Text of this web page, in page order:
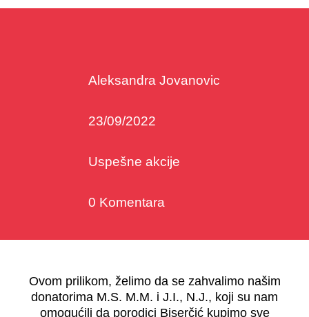
Aleksandra Jovanovic
23/09/2022
Uspešne akcije
0 Komentara
Ovom prilikom, želimo da se zahvalimo našim
donatorima M.S. M.M. i J.I., N.J., koji su nam
omogućili da porodici Biserčić kupimo sve